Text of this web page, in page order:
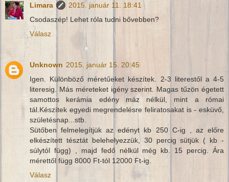
Limara
2015. január 11. 18:41
Csodaszép! Lehet róla tudni bővebben?
Válasz
Unknown 2015. január 15. 20:45
Igen. Különböző méretűeket készítek. 2-3 literestől a 4-5
literesig. Más méreteket igény szerint. Magas tűzön égetett
samottos kerámia edény máz nélkül, mint a római
tál.Készítek egyedi megrendelésre feliratosakat is - esküvő,
születésnap...stb.
Sütőben felmelegítjük az edényt kb 250 C-ig , az előre
elkészített tésztát belehelyezzük, 30 percig sütjük ( kb -
súlytól függ) , majd fedő nélkül még kb. 15 percig. Ára
mérettől függ 8000 Ft-tól 12000 Ft-ig.
Válasz